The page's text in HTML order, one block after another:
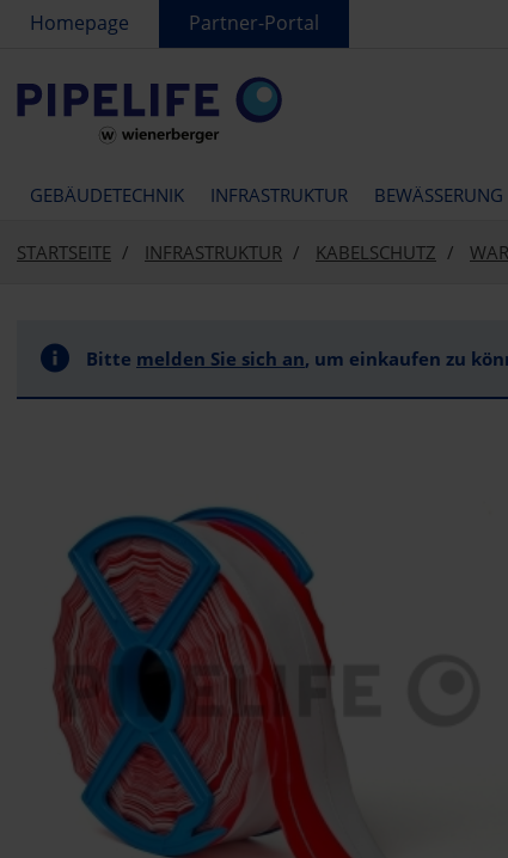
text.skipToContent
text.skipToNavigation
Homepage Partner-Portal
GEBÄUDETECHNIK INFRASTRUKTUR BEWÄSSERUNG
STARTSEITE INFRASTRUKTUR KABELSCHUTZ
Bitte melden Sie sich an, um einkaufen zu